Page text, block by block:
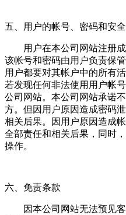
五、用户的帐号、密码和安
用户在本公司网站注册成
该帐号和密码由用户负责保
用户都要对其帐户中的所有
若发现任何非法使用用户帐
公司网站。本公司网站承诺
方。但因用户原因造成密码
相关后果。因用户原因造成
全部责任和相关后果，同时
操作。
六、免责条款
因本公司网站无法预见客